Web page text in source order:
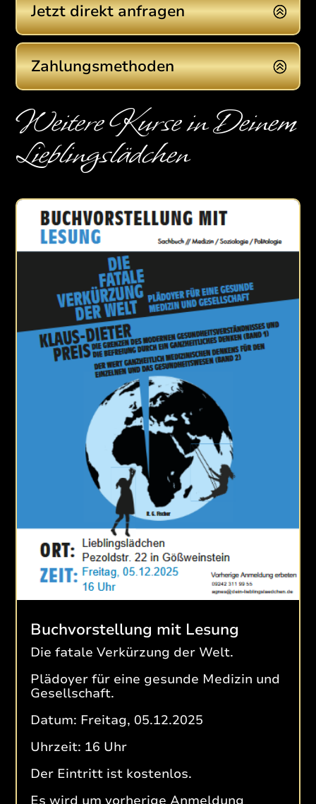
Jetzt direkt anfragen
Zahlungsmethoden
Weitere Kurse in Deinem
Lieblingslädchen
Buchvorstellung mit Lesung
Die fatale Verkürzung der Welt.
Plädoyer für eine gesunde Medizin und
Gesellschaft.
Datum: Freitag, 05.12.2025
Uhrzeit: 16 Uhr
Der Eintritt ist kostenlos.
Es wird um vorherige Anmeldung